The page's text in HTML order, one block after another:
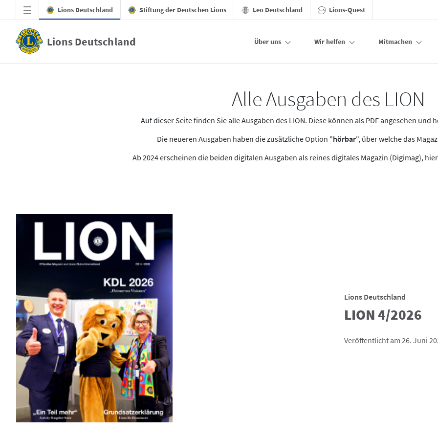
Zum Hauptinhalt springen
Lions Deutschland Stiftung der Deutschen Lions Leo Deutschland Lions-Quest
Lions Deutschland Über uns Wir helfen Mitmachen
Alle Ausgaben des LION
Auf dieser Seite finden Sie alle Ausgaben des LION. Diese können als PDF angesehen und
Die neueren Ausgaben haben die zusätzliche Option "hörbar", über welche das
Ab 2024 erscheinen die beiden digitalen Ausgaben als reines digitales Magazin (Digimag),
Lions Deutschland
LION 4/2026
Veröffentlicht am 26. Juni